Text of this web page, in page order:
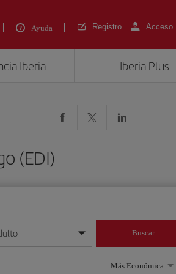
Ayuda Registro Acceso
Iberia Iberia Plus
(EDI)
mes/año
Buscar
Más Económica